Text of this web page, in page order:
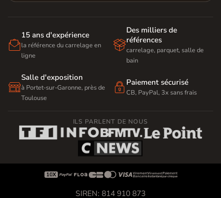

15 ans d'expérience
la référence du carrelage en
ligne

Des milliers de
références
carrelage, parquet, salle de
bain

Salle d'exposition
à Portet-sur-Garonne, près de
Toulouse
 Paiement sécurisé
CB, PayPal, 3x sans frais
ILS PARLENT DE NOUS

SIREN: 814 910 873